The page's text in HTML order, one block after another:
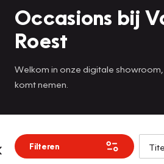
Occasions bij
Roest
Welkom in onze digitale showroom,
komt nemen.
Filteren